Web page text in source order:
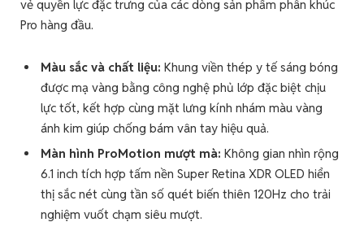
vẻ quyền lực đặc trưng của các dòng sản phẩm phân khúc
Pro hàng đầu.
Màu sắc và chất liệu: Khung viền thép y tế sáng bóng
được mạ vàng bằng công nghệ phủ lớp đặc biệt chịu
lực tốt, kết hợp cùng mặt lưng kính nhám màu vàng
ánh kim giúp chống bám vân tay hiệu quả.
Màn hình ProMotion mượt mà: Không gian nhìn rộng
6.1 inch tích hợp tấm nền Super Retina XDR OLED hiển
thị sắc nét cùng tần số quét biến thiên 120Hz cho trải
nghiệm vuốt chạm siêu mượt.